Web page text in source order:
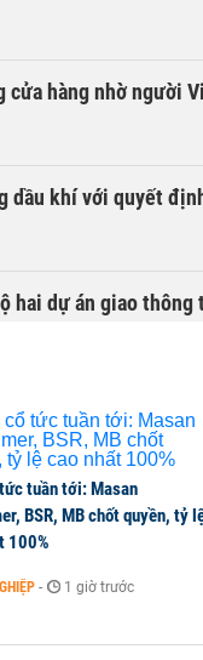
cửa hàng nhờ người
dầu khí với quyết
hai dự án giao thông
thiết bị gập đang
về tiền đồng của
thêm 20 tấn
tuần tới: Masan
BSR, MB chốt quyền, tỷ
100%
- 1 giờ trước